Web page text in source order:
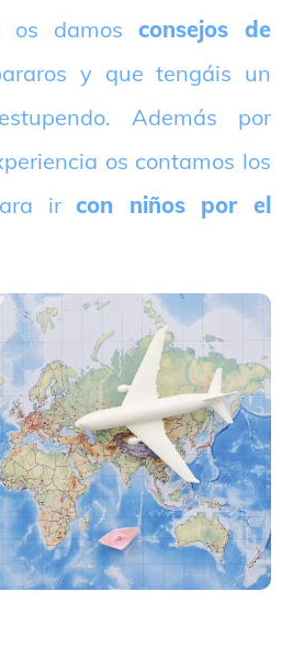
os damos consejos de
y que tengáis un
Además por
os contamos los
ircon niños por el